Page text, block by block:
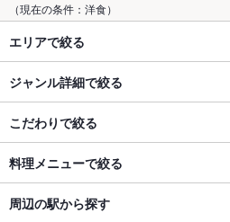
（現在の条件：洋食）
エリアで絞る
ジャンル詳細で絞る
こだわりで絞る
料理メニューで絞る
周辺の駅から探す